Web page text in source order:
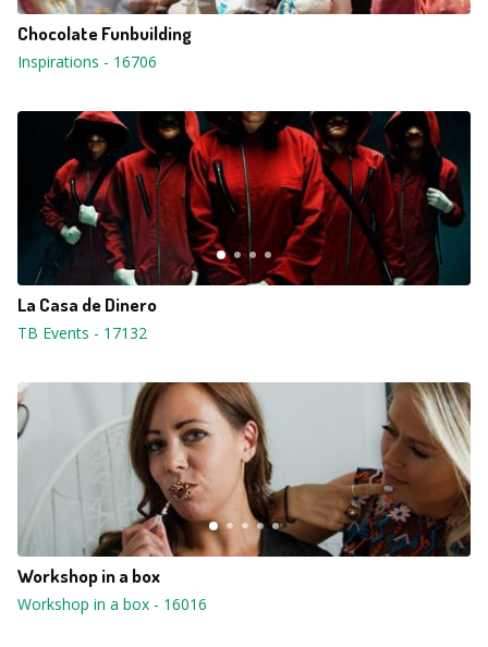
Chocolate Funbuilding
Inspirations - 16706
La Casa de Dinero
TB Events - 17132
Workshop in a box
Workshop in a box - 16016